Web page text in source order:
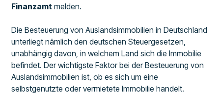
Finanzamt melden.
Die Besteuerung von Auslandsimmobilien in Deutschland
unterliegt nämlich den deutschen Steuergesetzen,
unabhängig davon, in welchem Land sich die Immobilie
befindet. Der wichtigste Faktor bei der Besteuerung von
Auslandsimmobilien ist, ob es sich um eine
selbstgenutzte oder vermietete Immobilie handelt.